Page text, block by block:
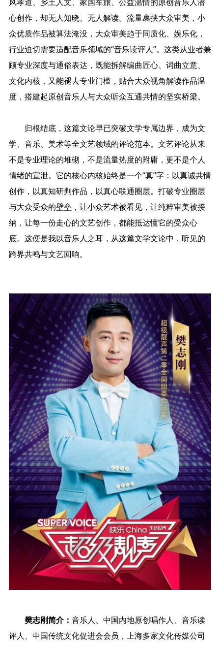
心创作，却无人知晓、无人解读。流量裹挟大众审美，小
众优质作品被算法淹没，大众审美趋于同质化、娱乐化，
行业迫切需要适配音乐领域的“音乐读评人”。这类从业者兼
顾专业深度与通俗表达，既能拆解编曲匠心、词曲立意、
文化内核，又能褪去专业门槛，贴合大众视角解读作品温
度，搭建起原创音乐人与大众听众互通共情的坚实桥梁。
归根结底，这篇文论早已突破文学专属边界，成为文
学、音乐、美术等全文艺领域的评论范本。文艺评论从来
不是专业理论的堆砌，不是流量热度的附庸，更不是个人
情绪的宣泄。它的核心内核始终是一个“真”字：以真诚共情
创作，以真知研判作品，以真心联通圈层。打破专业圈层
与大众受众的壁垒，让小众艺术被看见，让纯粹审美被接
纳，让每一份走心的文艺创作，都能抵达懂它的受众心
底。这便是我以音乐人之耳，从这篇文学文论中，听见的
跨界共鸣与文艺回响。
樊志刚简介： 音乐人、中国内地原创唱作人、音乐读
评人、中国传统文化促进会会员，上海多家文化传媒公司